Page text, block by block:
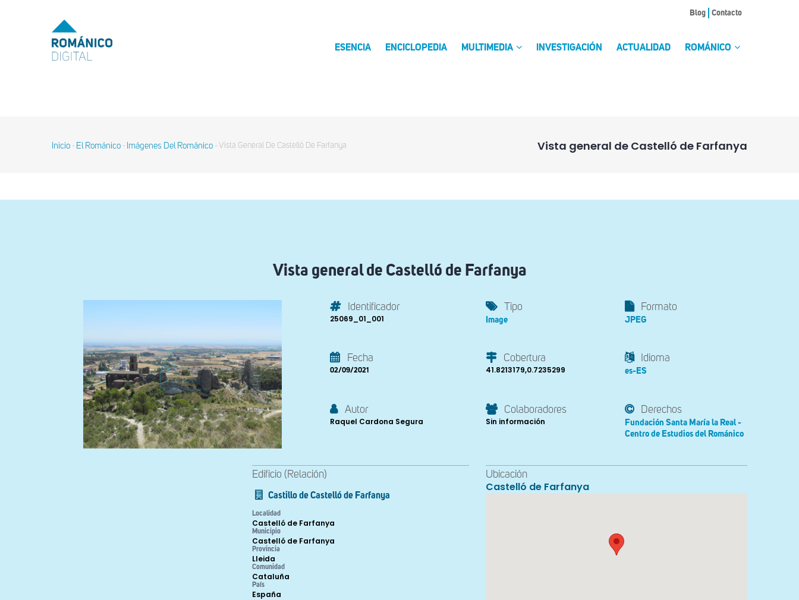
MENU
TOP
Blog Contacto
ESENCIA ENCICLOPEDIA MULTIMEDIA INVESTIGACIÓN ACTUALIDAD ROMÁNICO
Vista general de Castelló de Farfanya
Sobrescribir
Inicio - El Románico - Imágenes Del Románico - Vista General De Castelló De Farfanya
Vista general de Castelló de Farfanya
Identificador
25069_01_001
Tipo
Image
Formato
JPEG
Fecha
02/09/2021
Cobertura
41.8213179,0.7235299
Idioma
es-ES
Autor
Raquel Cardona Segura
Colaboradores
Sin información
Derechos
Fundación Santa María la Real -
Centro de Estudios del Románico
Edificio (Relación)
Castillo de Castelló de Farfanya
Localidad
Castelló de Farfanya
Municipio
Castelló de Farfanya
Provincia
Lleida
Comunidad
Cataluña
País
España
Ubicación
Castelló de Farfanya